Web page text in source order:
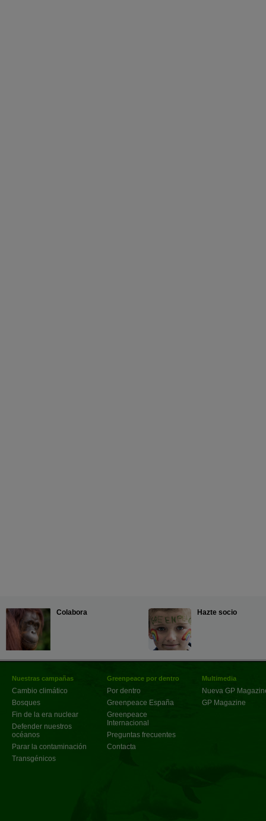
Colabora Hazte socio
Nuestras campañas
Cambio climático
Bosques
Fin de la era nuclear
Defender nuestros
océanos
Parar la contaminación
Transgénicos
Greenpeace por dentro
Por dentro
Greenpeace España
Greenpeace
Internacional
Preguntas frecuentes
Contacta
Multimedia
Nueva GP
GP Magazine